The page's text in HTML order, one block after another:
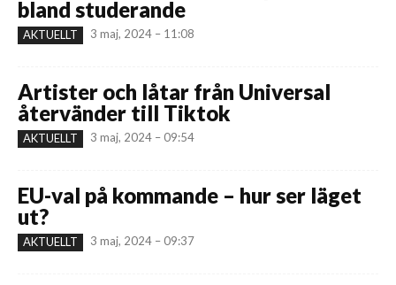
bland studerande
AKTUELLT 3 maj, 2024 – 11:08
Artister och låtar från Universal
återvänder till Tiktok
AKTUELLT 3 maj, 2024 – 09:54
EU-val på kommande – hur ser läget
ut?
AKTUELLT 3 maj, 2024 – 09:37